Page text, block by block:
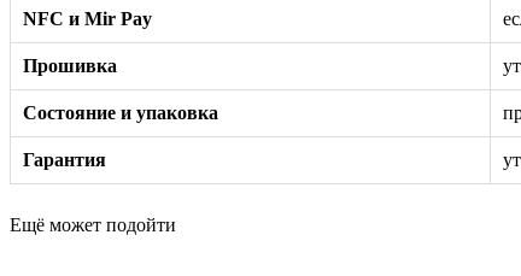
NFC и Mir Pay
Прошивка
Состояние и упаковка
Гарантия
Ещё может подойти